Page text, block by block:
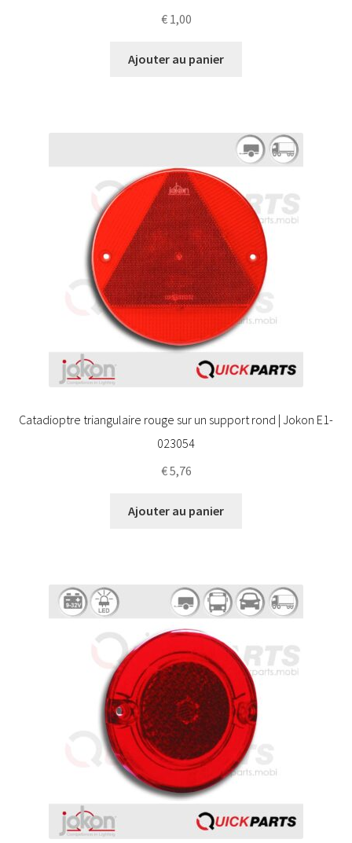
€1,00
Ajouter au panier
Catadioptre triangulaire rouge sur un support rond | Jokon E1-
023054
€5,76
Ajouter au panier